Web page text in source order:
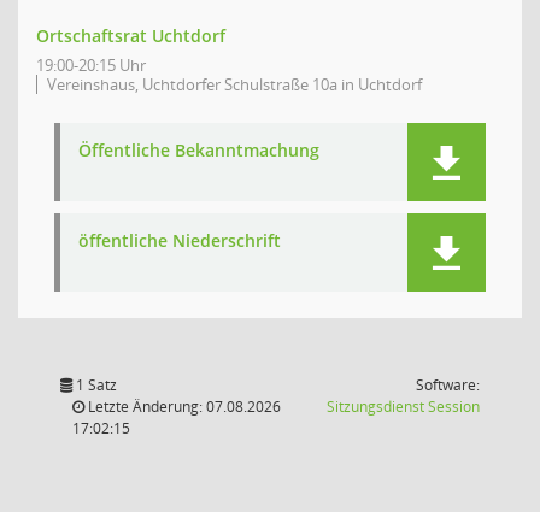
Ortschaftsrat Uchtdorf
19:00-20:15 Uhr
Vereinshaus, Uchtdorfer Schulstraße 10a in Uchtdorf
Öffentliche Bekanntmachung
öffentliche Niederschrift
1 Satz
Letzte Änderung: 07.08.2026
17:02:15
Software:
SitzungsdienstSession(Wird in